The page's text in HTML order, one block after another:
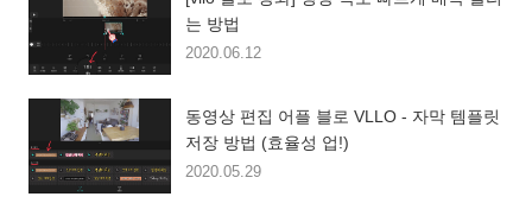
는 방법
2020.06.12
동영상 편집 어플 블로 VLLO - 자막 템플릿
저장 방법 (효율성 업!)
2020.05.29